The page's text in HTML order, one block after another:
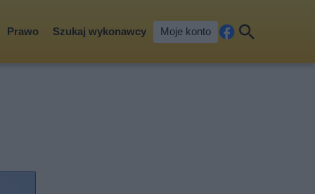
Prawo Szukaj wykonawcy Moje konto
cebkaj